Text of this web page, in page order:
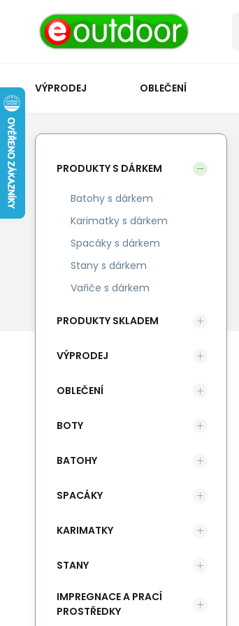
VÝPRODEJ OBLEČENÍ
PRODUKTY S DÁRKEM
Batohy s dárkem
Karimatky s dárkem
Spacáky s dárkem
Stany s dárkem
Vařiče s dárkem
PRODUKTY SKLADEM
VÝPRODEJ
OBLEČENÍ
BOTY
BATOHY
SPACÁKY
KARIMATKY
STANY
IMPREGNACE A PRACÍ
PROSTŘEDKY